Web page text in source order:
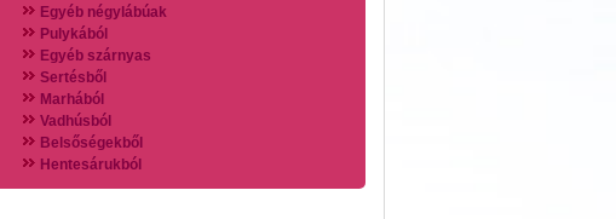
Egyéb négylábúak
Pulykából
Egyéb szárnyas
Sertésből
Marhából
Vadhúsból
Belsőségekből
Hentesárukból
Vadszárnyasokból